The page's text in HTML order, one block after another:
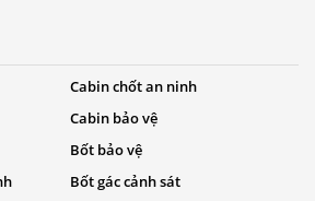
Cabin chốt an ninh
Cabin bảo vệ
Bốt bảo vệ
Bốt gác cảnh sát